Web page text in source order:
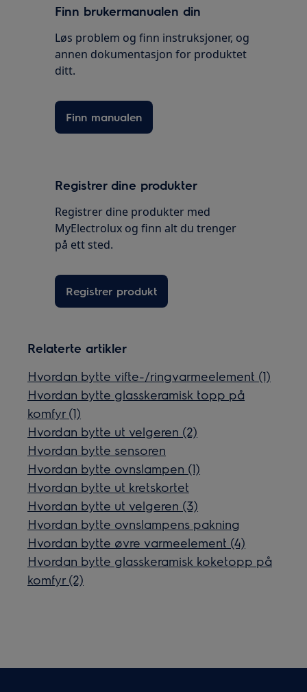
Finn brukermanualen din
Løs problem og finn instruksjoner, og
annen dokumentasjon for produktet
ditt.
Finn manualen
Registrer dine produkter
Registrer dine produkter med
MyElectrolux og finn alt du trenger
på ett sted.
Registrer produkt
Relaterte artikler
Hvordan bytte vifte-/ringvarmeelement (1)
Hvordan bytte glasskeramisk topp på
komfyr (1)
Hvordan bytte ut velgeren (2)
Hvordan bytte sensoren
Hvordan bytte ovnslampen (1)
Hvordan bytte ut kretskortet
Hvordan bytte ut velgeren (3)
Hvordan bytte ovnslampens pakning
Hvordan bytte øvre varmeelement (4)
Hvordan bytte glasskeramisk koketopp på
komfyr (2)